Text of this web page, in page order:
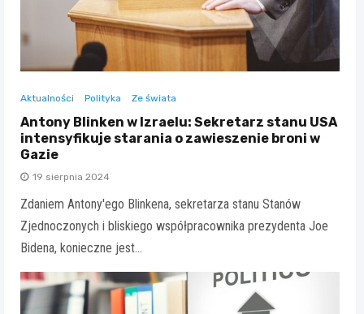
Aktualności Polityka Ze świata
Antony Blinken w Izraelu: Sekretarz stanu USA
intensyfikuje starania o zawieszenie broni w
Gazie
19 sierpnia 2024
Zdaniem Antony'ego Blinkena, sekretarza stanu Stanów
Zjednoczonych i bliskiego współpracownika prezydenta Joe
Bidena, konieczne jest…